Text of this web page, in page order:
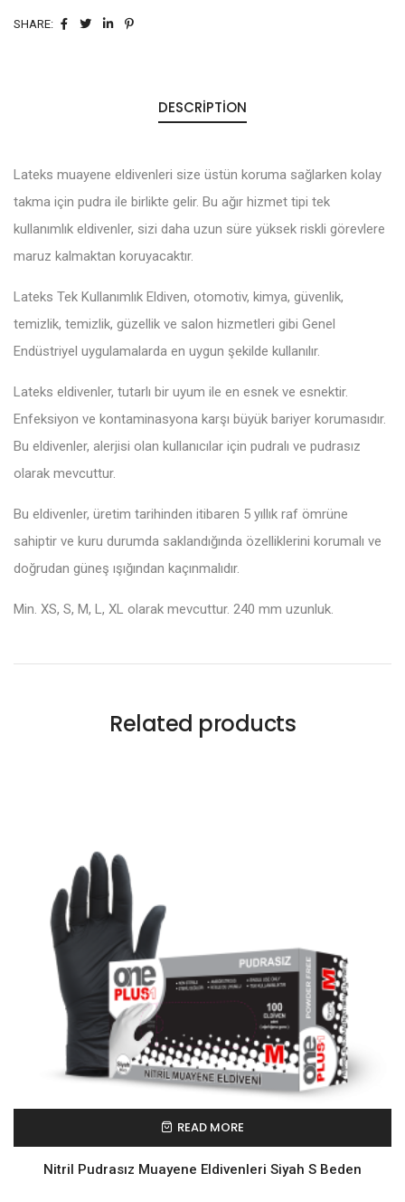
SHARE:
DESCRIPTION
Lateks muayene eldivenleri size üstün koruma sağlarken kolay
takma için pudra ile birlikte gelir. Bu ağır hizmet tipi tek
kullanımlık eldivenler, sizi daha uzun süre yüksek riskli görevlere
maruz kalmaktan koruyacaktır.
Lateks Tek Kullanımlık Eldiven, otomotiv, kimya, güvenlik,
temizlik, temizlik, güzellik ve salon hizmetleri gibi Genel
Endüstriyel uygulamalarda en uygun şekilde kullanılır.
Lateks eldivenler, tutarlı bir uyum ile en esnek ve esnektir.
Enfeksiyon ve kontaminasyona karşı büyük bariyer korumasıdır.
Bu eldivenler, alerjisi olan kullanıcılar için pudralı ve pudrasız
olarak mevcuttur.
Bu eldivenler, üretim tarihinden itibaren 5 yıllık raf ömrüne
sahiptir ve kuru durumda saklandığında özelliklerini korumalı ve
doğrudan güneş ışığından kaçınmalıdır.
Min. XS, S, M, L, XL olarak mevcuttur. 240 mm uzunluk.
Related products
READ MORE
Nitril Pudrasız Muayene Eldivenleri Siyah S Beden